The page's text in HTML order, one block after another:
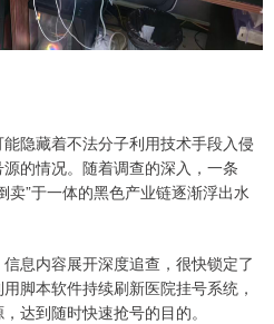
隐藏着不法分子利用技术手段入侵
的情况。随着调查的深入，一条
卖”于一体的黑色产业链逐渐浮出水
息内容展开深度追查，很快锁定了
脚本软件持续刷新医院挂号系统，
达到随时快速抢号的目的。